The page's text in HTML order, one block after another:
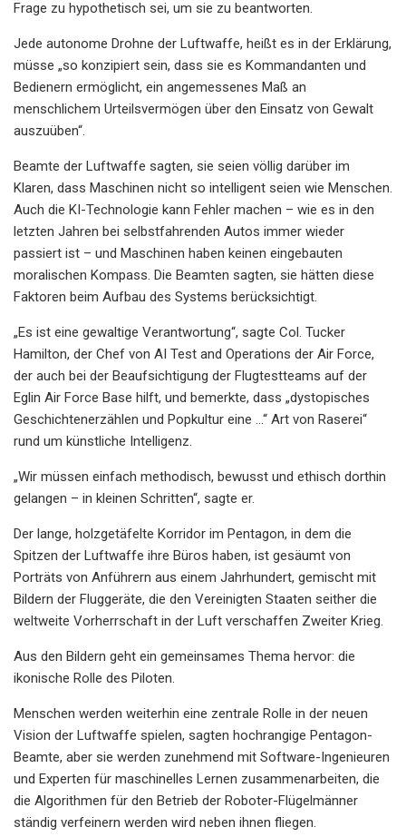
Frage zu hypothetisch sei, um sie zu beantworten.
Jede autonome Drohne der Luftwaffe, heißt es in der Erklärung,
müsse „so konzipiert sein, dass sie es Kommandanten und
Bedienern ermöglicht, ein angemessenes Maß an
menschlichem Urteilsvermögen über den Einsatz von Gewalt
auszuüben“.
Beamte der Luftwaffe sagten, sie seien völlig darüber im
Klaren, dass Maschinen nicht so intelligent seien wie Menschen.
Auch die KI-Technologie kann Fehler machen – wie es in den
letzten Jahren bei selbstfahrenden Autos immer wieder
passiert ist – und Maschinen haben keinen eingebauten
moralischen Kompass. Die Beamten sagten, sie hätten diese
Faktoren beim Aufbau des Systems berücksichtigt.
„Es ist eine gewaltige Verantwortung“, sagte Col. Tucker
Hamilton, der Chef von AI Test and Operations der Air Force,
der auch bei der Beaufsichtigung der Flugtestteams auf der
Eglin Air Force Base hilft, und bemerkte, dass „dystopisches
Geschichtenerzählen und Popkultur eine …“ Art von Raserei“
rund um künstliche Intelligenz.
„Wir müssen einfach methodisch, bewusst und ethisch dorthin
gelangen – in kleinen Schritten“, sagte er.
Der lange, holzgetäfelte Korridor im Pentagon, in dem die
Spitzen der Luftwaffe ihre Büros haben, ist gesäumt von
Porträts von Anführern aus einem Jahrhundert, gemischt mit
Bildern der Fluggeräte, die den Vereinigten Staaten seither die
weltweite Vorherrschaft in der Luft verschaffen Zweiter Krieg.
Aus den Bildern geht ein gemeinsames Thema hervor: die
ikonische Rolle des Piloten.
Menschen werden weiterhin eine zentrale Rolle in der neuen
Vision der Luftwaffe spielen, sagten hochrangige Pentagon-
Beamte, aber sie werden zunehmend mit Software-Ingenieuren
und Experten für maschinelles Lernen zusammenarbeiten, die
die Algorithmen für den Betrieb der Roboter-Flügelmänner
ständig verfeinern werden wird neben ihnen fliegen.